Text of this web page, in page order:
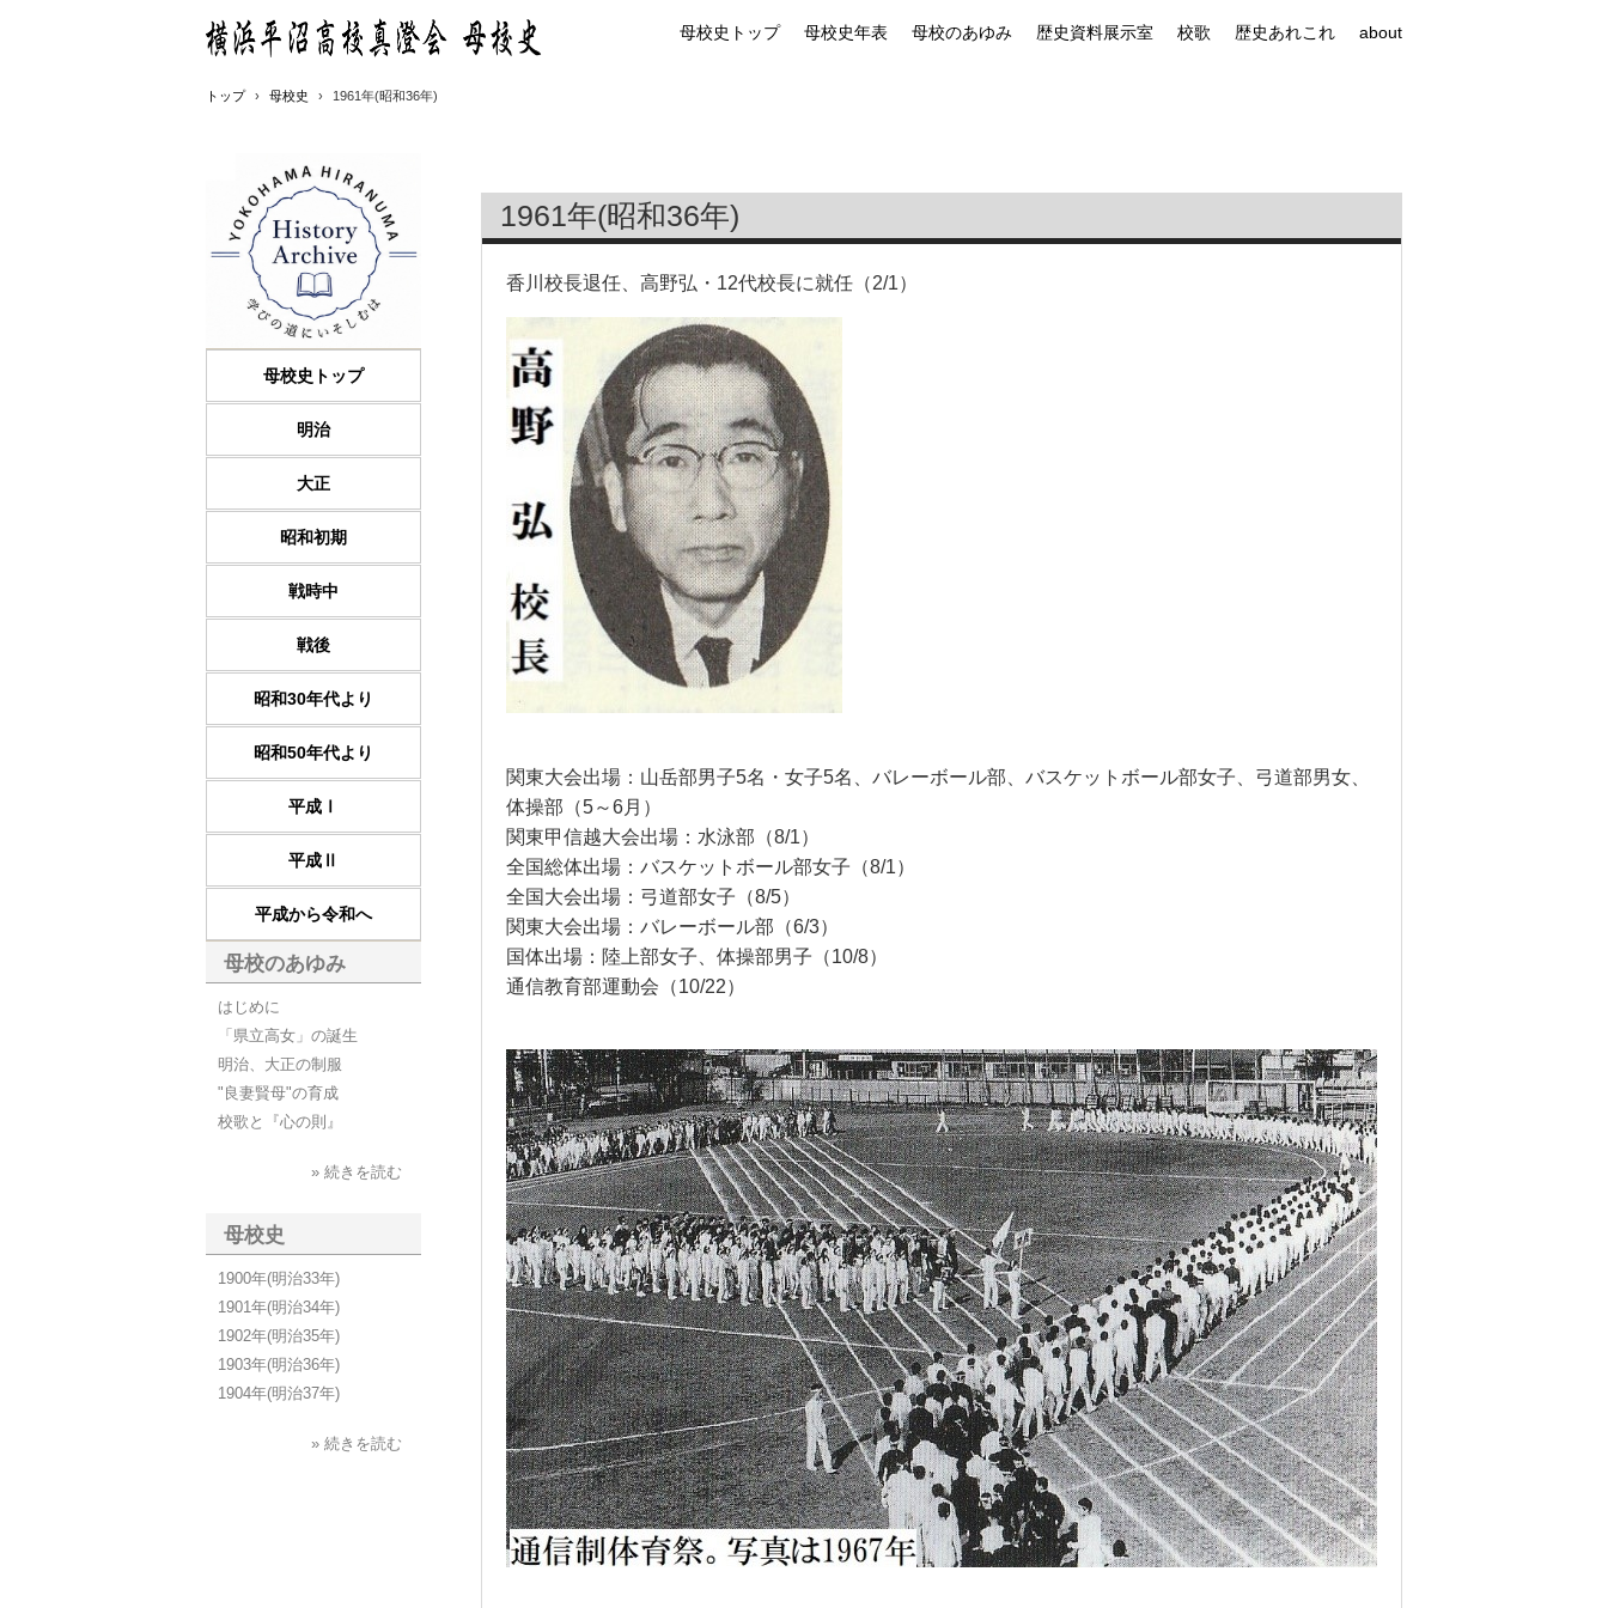
母校史トップ 母校史年表 母校のあゆみ 歴史資料展示室 校歌 歴史あれこれ about
トップ › 母校史 › 1961年(昭和36年)
1961年(昭和36年)
香川校長退任、高野弘・12代校長に就任（2/1）
関東大会出場：山岳部男子5名・女子5名、バレーボール部、バスケットボール部女子、弓道部男女、
体操部（5～6月）
関東甲信越大会出場：水泳部（8/1）
全国総体出場：バスケットボール部女子（8/1）
全国大会出場：弓道部女子（8/5）
関東大会出場：バレーボール部（6/3）
国体出場：陸上部女子、体操部男子（10/8）
通信教育部運動会（10/22）
母校史トップ
明治
大正
昭和初期
戦時中
戦後
昭和30年代より
昭和50年代より
平成Ⅰ
平成Ⅱ
平成から令和へ
母校のあゆみ
はじめに
「県立高女」の誕生
明治、大正の制服
"良妻賢母"の育成
校歌と『心の則』
» 続きを読む
母校史
1900年(明治33年)
1901年(明治34年)
1902年(明治35年)
1903年(明治36年)
1904年(明治37年)
» 続きを読む